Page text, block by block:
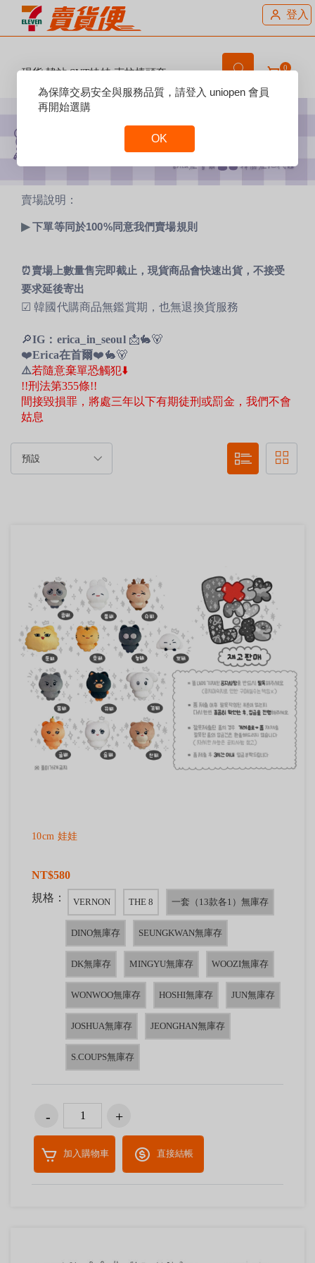
登入
現貨 韓站 SVT娃娃 克拉棒頭套 0
賣場說明：
▶下單等同於100%同意我們賣場規則
⏰賣場上數量售完即截止，現貨商品會快速出貨，不接受
要求延後寄出
☑ 韓國代購商品無鑑賞期，也無退換貨服務
🔎IG：erica_in_seoul📩🐇🐻
❤️Erica在首爾❤️🐇🐻
⚠️若隨意棄單恐觸犯⬇️
!!刑法第355條!!
間接毀損罪，將處三年以下有期徒刑或罰金，我們不會
姑息
10cm 娃娃
NT$580
規格：
VERNON THE 8 一套（13款各1）無庫存
DINO無庫存 SEUNGKWAN無庫存
DK無庫存 MINGYU無庫存 WOOZI無庫存
WONWOO無庫存 HOSHI無庫存 JUN無庫存
JOSHUA無庫存 JEONGHAN無庫存
S.COUPS無庫存
加入購物車 直接結帳
Reset
Focus
為保障交易安全與服務品質，請登入 uniopen 會員
再開始選購
OK